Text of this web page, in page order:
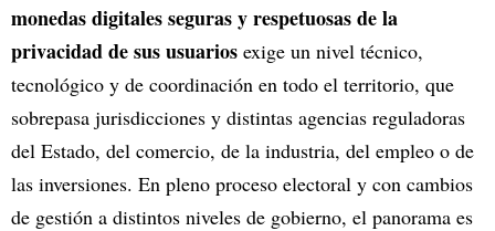
monedas digitales seguras y respetuosas de la
privacidad de sus usuarios exige un nivel técnico,
tecnológico y de coordinación en todo el territorio, que
sobrepasa jurisdicciones y distintas agencias reguladoras
del Estado, del comercio, de la industria, del empleo o de
las inversiones. En pleno proceso electoral y con cambios
de gestión a distintos niveles de gobierno, el panorama es